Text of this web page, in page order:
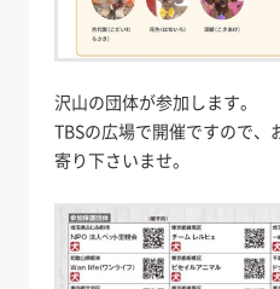
沢山の団体が参加します。
TBSの広場で開催ですので、
寄り下さいませ。